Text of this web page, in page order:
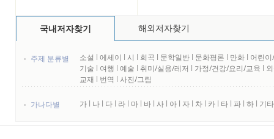
국내저자찾기 해외저자찾기
주제 분류별 소설 l 에세이 l 시 l 희곡 l 문학일반 l 문화평론 l 만화 l 어린
기술 l 여행 l 예술 l 취미/실용/레저 l 가정/건강/요리/교육 l
교재 l 번역 l 사진/그림
가나다별 가 l 나 l 다 l 라 l 마 l 바 l 사 l 아 l 자 l 차 l 카 l 타 l 파 l 하 l 기타